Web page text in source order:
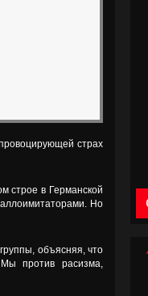
страх
строе в Германской
Но
объясняя, что
Мы против расизма,